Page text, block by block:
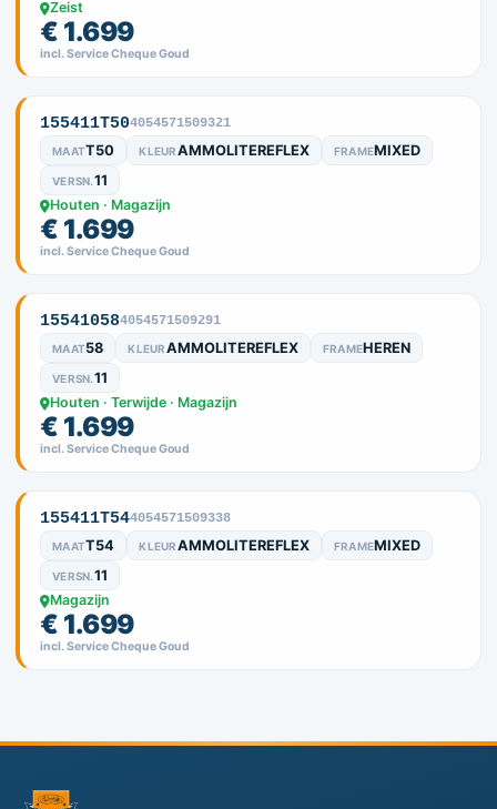
Zeist
€ 1.699
incl. Service Cheque Goud
155411T504054571509321
MAATT50 KLEURAMMOLITEREFLEX FRAMEMIXED
VERSN.11
Houten · Magazijn
€ 1.699
incl. Service Cheque Goud
155410584054571509291
MAAT58 KLEURAMMOLITEREFLEX FRAMEHEREN
VERSN.11
Houten · Terwijde · Magazijn
€ 1.699
incl. Service Cheque Goud
155411T544054571509338
MAATT54 KLEURAMMOLITEREFLEX FRAMEMIXED
VERSN.11
Magazijn
€ 1.699
incl. Service Cheque Goud